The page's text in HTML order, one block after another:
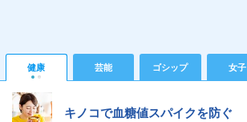
健康 芸能 ゴシップ 女子
キノコで血糖値スパイクを防ぐ